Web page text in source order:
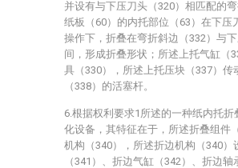
并设有与下压刀头（320）相匹配的
纸板（60）的内托部位（63）在下压
操作下，折叠在弯折斜边（332）与
间，形成折叠形状；所述上托气缸（
具（330），所述上托压块（337）传
（338）的活塞杆。
6.根据权利要求1所述的一种纸内托折
化设备，其特征在于，所述折叠组件
机构（340），所述折边机构（340）
（341）、折边气缸（342）、折边